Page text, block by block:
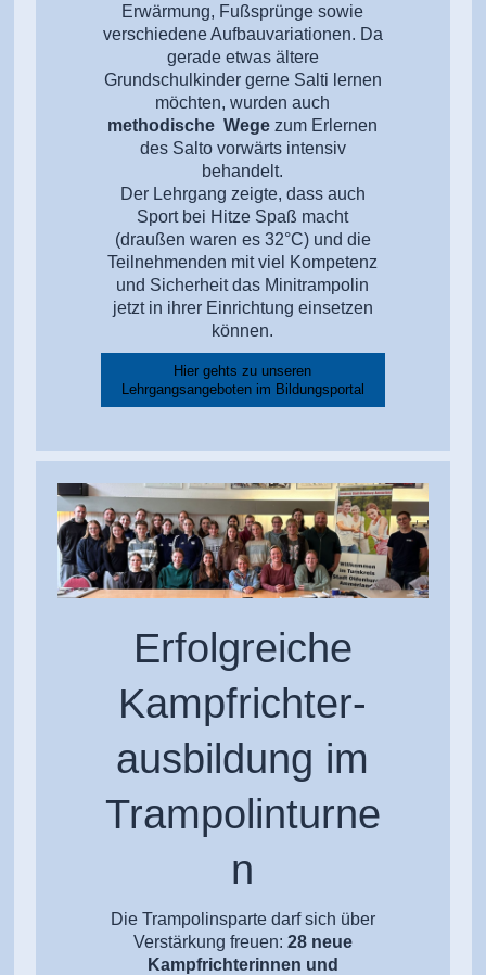
Erwärmung, Fußsprünge sowie
verschiedene Aufbauvariationen. Da
gerade etwas ältere
Grundschulkinder gerne Salti lernen
möchten, wurden auch
methodische Wege zum Erlernen
des Salto vorwärts intensiv
behandelt.
Der Lehrgang zeigte, dass auch
Sport bei Hitze Spaß macht
(draußen waren es 32°C) und die
Teilnehmenden mit viel Kompetenz
und Sicherheit das Minitrampolin
jetzt in ihrer Einrichtung einsetzen
können.
Hier gehts zu unseren
Lehrgangsangeboten im Bildungsportal
Erfolgreiche
Kampfrichter-
ausbildung im
Trampolinturne
n
Die Trampolinsparte darf sich über
Verstärkung freuen: 28 neue
Kampfrichterinnen und